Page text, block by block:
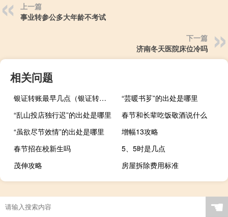
上一篇
事业转参公多大年龄不考试
下一篇
济南冬天医院床位冷吗
相关问题
银证转账最早几点（银证转账时间是什么时候）
“芸暖书芗”的出处是哪里
“乱山投店独行迟”的出处是哪里
春节和长辈吃饭敬酒说什么
“虽欲尽节效情”的出处是哪里
增幅13攻略
春节招在校新生吗
5、5时是几点
茂伸攻略
房屋拆除费用标准
☚